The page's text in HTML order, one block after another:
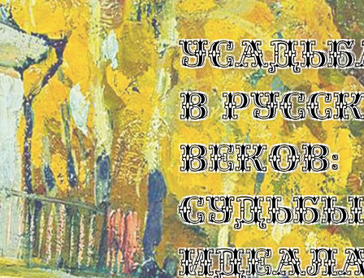
В
ВЕКОВ: